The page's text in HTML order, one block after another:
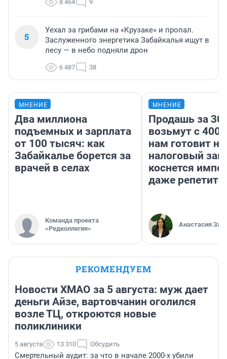
8 464 9
5
Уехал за грибами на «Крузаке» и пропал.
Заслуженного энергетика Забайкалья ищут в
лесу — в небо подняли дрон
6 487 38
МНЕНИЕ
Два миллиона
подъемных и зарплата
от 100 тысяч: как
Забайкалье борется за
врачей в селах
Команда проекта
«Редколлегия»
МНЕНИЕ
Продашь за
возьмут с
нам готовит
налоговый
коснется
даже
Анастасия
РЕКОМЕНДУЕМ
Новости ХМАО за 5 августа: муж дает
деньги Айзе, вартовчанин оголился
возле ТЦ, откроются новые
поликлиники
5 августа 13 310 Обсудить
Смертельный аудит: за что в начале 2000-х убили